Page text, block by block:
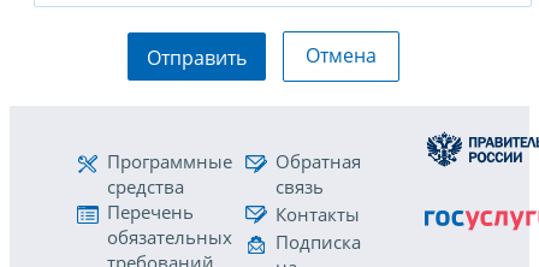
Отправить Отмена
Программные
средства
Перечень
обязательных
требований
Обратная
связь
Контакты
Подписка